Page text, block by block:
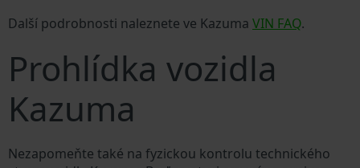
Další podrobnosti naleznete ve Kazuma VIN FAQ.
Prohlídka vozidla
Kazuma
Nezapomeňte také na fyzickou kontrolu technického